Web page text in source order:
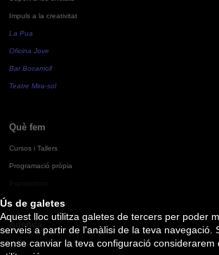
Ús de galetes
Aquest lloc utilitza galetes de tercers per poder
serveis a partir de l'anàlisi de la teva navegació.
sense canviar la teva configuració considerarem
Impuls a la creativitat
La Pua
Oficina Jove
Bar Bocamoll
Teatre Mira-sol
Què fem
Cursos i Tallers
Programació pròpia
Agenda